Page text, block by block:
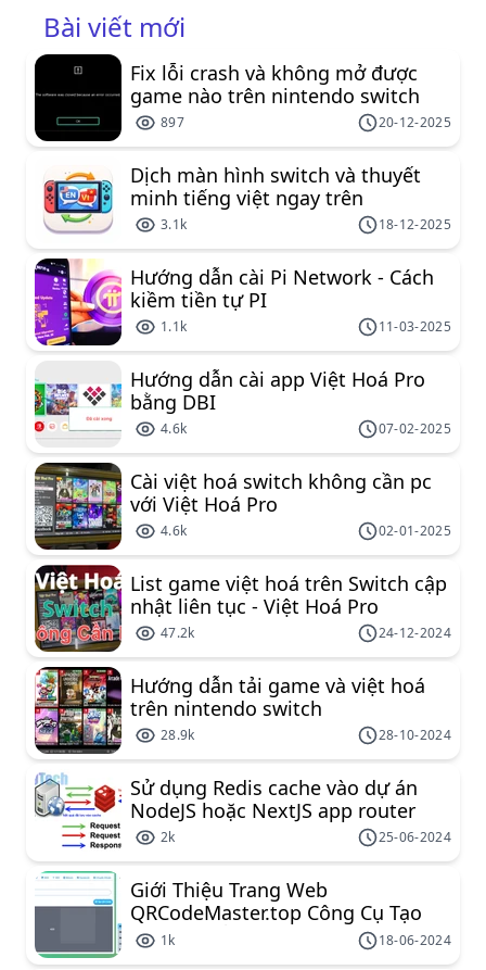
Bài viết mới
Fix lỗi crash và không mở được
game nào trên nintendo switch
897 20-12-2025
Dịch màn hình switch và thuyết
minh tiếng việt ngay trên
nintendo switch
3.1k 18-12-2025
Hướng dẫn cài Pi Network - Cách
kiềm tiền tự PI
1.1k 11-03-2025
Hướng dẫn cài app Việt Hoá Pro
bằng DBI
4.6k 07-02-2025
Cài việt hoá switch không cần pc
với Việt Hoá Pro
4.6k 02-01-2025
List game việt hoá trên Switch cập
nhật liên tục - Việt Hoá Pro
47.2k 24-12-2024
Hướng dẫn tải game và việt hoá
trên nintendo switch
28.9k 28-10-2024
Sử dụng Redis cache vào dự án
NodeJS hoặc NextJS app router
2k 25-06-2024
Giới Thiệu Trang Web
QRCodeMaster.top Công Cụ Tạo
Mã QR Miễn Phí Đa Năng
1k 18-06-2024